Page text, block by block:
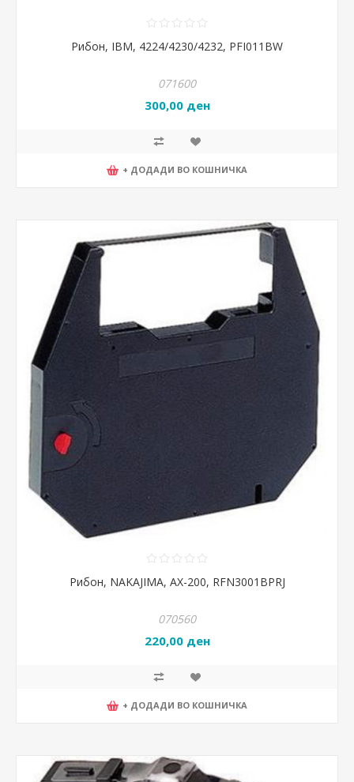
Рибон, IBM, 4224/4230/4232, PFI011BW
071600
300,00 ден
+ ДОДАДИ ВО КОШНИЧКА
Рибон, NAKAJIMA, AX-200, RFN3001BPRJ
070560
220,00 ден
+ ДОДАДИ ВО КОШНИЧКА